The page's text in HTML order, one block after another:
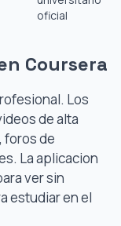
oficial
Coursera
Los
de alta
foros de
La aplicacion
ver sin
estudiar en el